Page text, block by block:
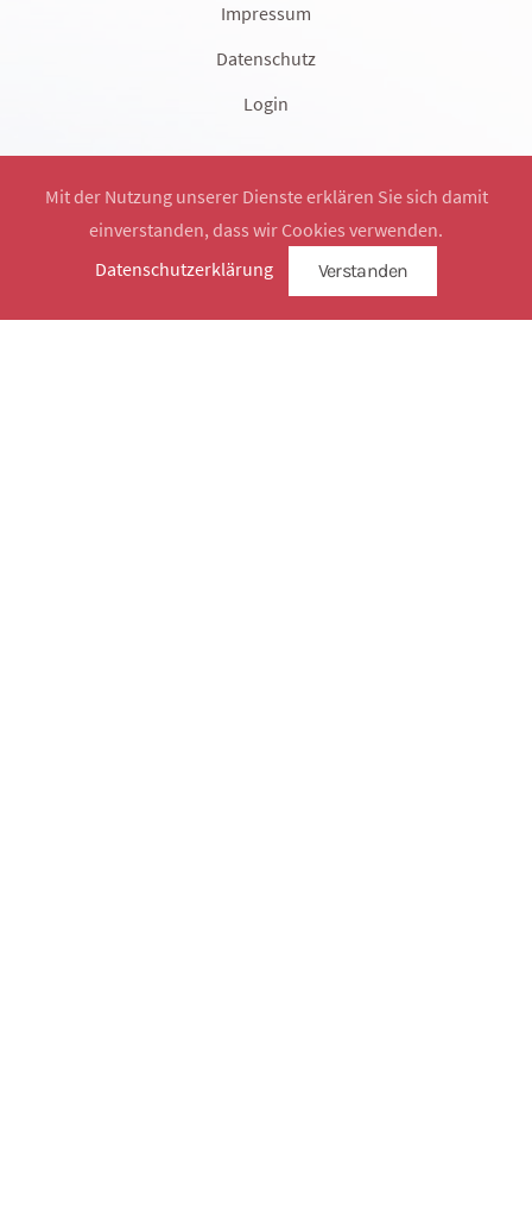
Impressum
Datenschutz
Login
Mit der Nutzung unserer Dienste erklären Sie sich damit
einverstanden, dass wir Cookies verwenden.
Datenschutzerklärung
Verstanden